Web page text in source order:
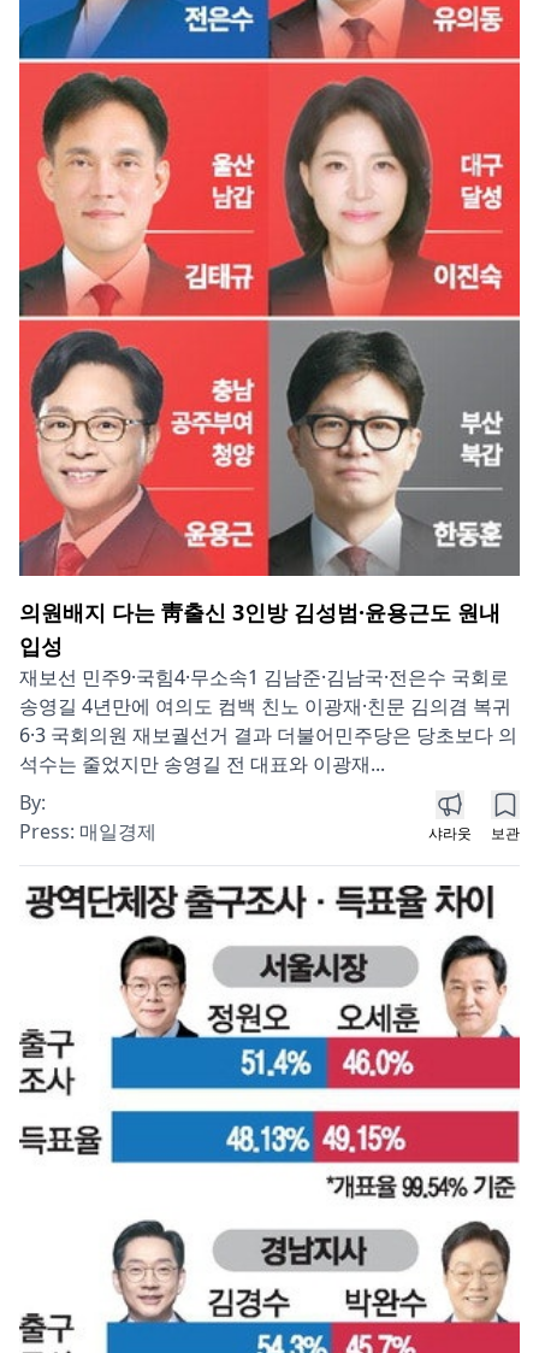
의원배지 다는 靑출신 3인방 김성범·윤용근도 원내
입성
재보선 민주9·국힘4·무소속1 김남준·김남국·전은수 국회로
송영길 4년만에 여의도 컴백 친노 이광재·친문 김의겸 복귀
6·3 국회의원 재보궐선거 결과 더불어민주당은 당초보다 의
석수는 줄었지만 송영길 전 대표와 이광재...
By:
Press: 매일경제 샤라웃 보관